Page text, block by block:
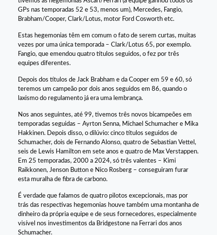
GPs nas temporadas 52 e 53, menos um), Mercedes, Fangio,
Brabham/Cooper, Clark/Lotus, motor Ford Cosworth etc.
Estas hegemonias têm em comum o fato de serem curtas, muitas
vezes por uma única temporada – Clark/Lotus 65, por exemplo.
Fangio, que emendou quatro títulos seguidos, o fez por três
equipes diferentes.
Depois dos títulos de Jack Brabham e da Cooper em 59 e 60, só
teremos um campeão por dois anos seguidos em 86, quando o
laxismo do regulamento já era uma lembrança.
Nos anos seguintes, até 99, tivemos três novos bicampeões em
temporadas seguidas – Ayrton Senna, Michael Schumacher e Mika
Hakkinen. Depois disso, o dilúvio: cinco títulos seguidos de
Schumacher, dois de Fernando Alonso, quatro de Sebastian Vettel,
seis de Lewis Hamilton em sete anos e quatro de Max Verstappen.
Em 25 temporadas, 2000 a 2024, só três valentes – Kimi
Raikkonen, Jenson Button e Nico Rosberg – conseguiram furar
esta muralha de fibra de carbono.
É verdade que falamos de quatro pilotos excepcionais, mas por
trás das respectivas hegemonias houve também uma montanha de
dinheiro da própria equipe e de seus fornecedores, especialmente
visível nos investimentos da Bridgestone na Ferrari dos anos
Schumacher.